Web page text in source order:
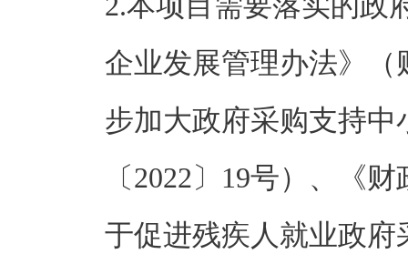
企业发展管理办法》（
步加大政府采购支持
〔2022〕19号）、《
于促进残疾人就业政府